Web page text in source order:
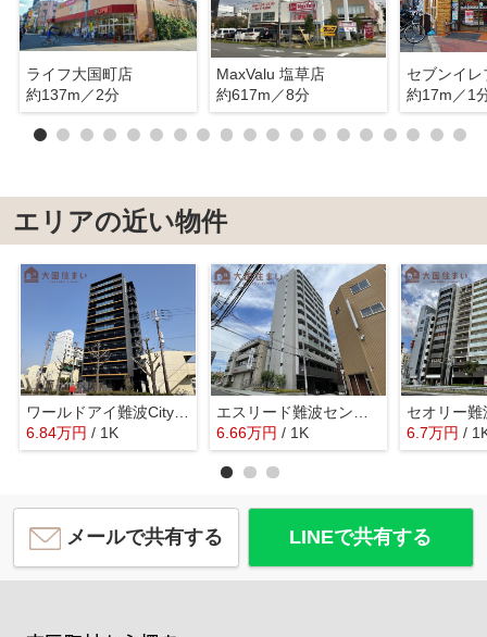
ライフ大国町店
約137m／2分
MaxValu 塩草店
約617m／8分
約17m／1
エリアの近い物件
ワールドアイ難波CityGate
6.84万円 / 1K
6.66万円 / 1K 6.7万円 /
メールで共有する LINEで共有する